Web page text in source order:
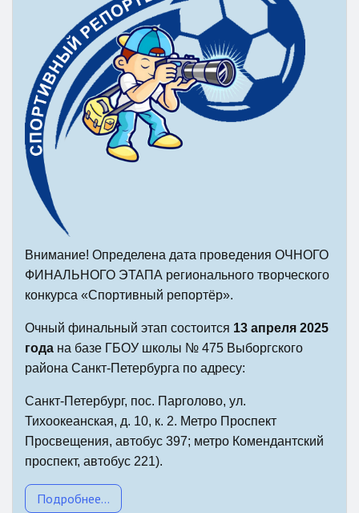
Внимание! Определена дата проведения ОЧНОГО
ФИНАЛЬНОГО ЭТАПА регионального творческого
конкурса «Спортивный репортёр».
Очный финальный этап состоится 13 апреля 2025
года на базе ГБОУ школы № 475 Выборгского
района Санкт-Петербурга по адресу:
Санкт-Петербург, пос. Парголово, ул.
Тихоокеанская, д. 10, к. 2. Метро Проспект
Просвещения, автобус 397; метро Комендантский
проспект, автобус 221).
Подробнее...